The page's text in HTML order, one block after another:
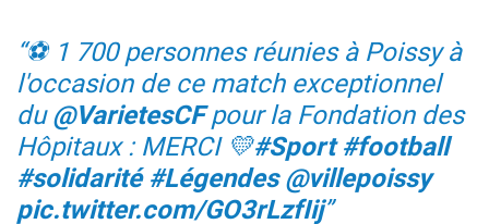
Mère
et
de
l’Enfant
(IMFE)
de
Kaboul.
Cet
⚽️ 1 700 personnes réunies à Poissy à
l'occasion de ce match exceptionnel
du@VarietesCFpour la Fondation des
Hôpitaux : MERCI 💛#Sport #football
#solidarité #Légendes @villepoissy
pic.twitter.com/GO3rLzfIij